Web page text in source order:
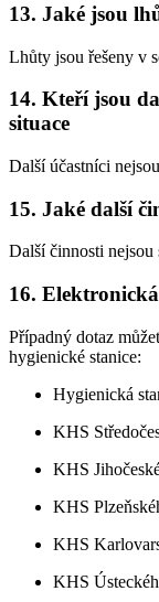
13. Jaké jsou
Lhůty jsou řešeny v
14. Kteří jsou
situace
Další účastníci
15. Jaké další
Další činnosti nejsou
16.
Případný dotaz
hygienické stanice:
Hygienická
KHS
KHS
KHS
KHS
KHS